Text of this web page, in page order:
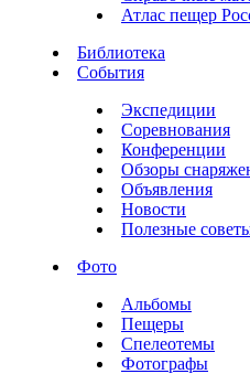
Атлас пещер
Библиотека
События
Экспедиции
Соревнования
Конференции
Обзоры
Объявления
Новости
Полезные
Фото
Альбомы
Пещеры
Спелеотемы
Фотографы